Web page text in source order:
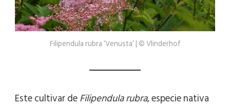
Filipendula rubra ‘Venusta’ | © Vlinderhof
Este cultivar deFilipendula rubra, especie nativa